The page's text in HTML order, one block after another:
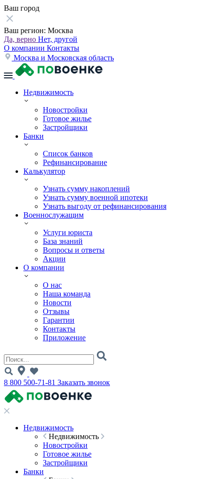
Ваш город
Ваш регион: Москва
Да, верно Нет, другой
О компании Контакты
Москва и Московская область
Недвижимость
Новостройки
Готовое жилье
Застройщики
Банки
Список банков
Рефинансирование
Калькулятор
Узнать сумму накоплений
Узнать сумму военной ипотеки
Узнать выгоду от рефинансирования
Военнослужащим
Услуги юриста
База знаний
Вопросы и ответы
Акции
О компании
О нас
Наша команда
Новости
Отзывы
Гарантии
Контакты
Приложение
8 800 500-71-81 Заказать звонок
Недвижимость
Недвижимость
Новостройки
Готовое жилье
Застройщики
Банки